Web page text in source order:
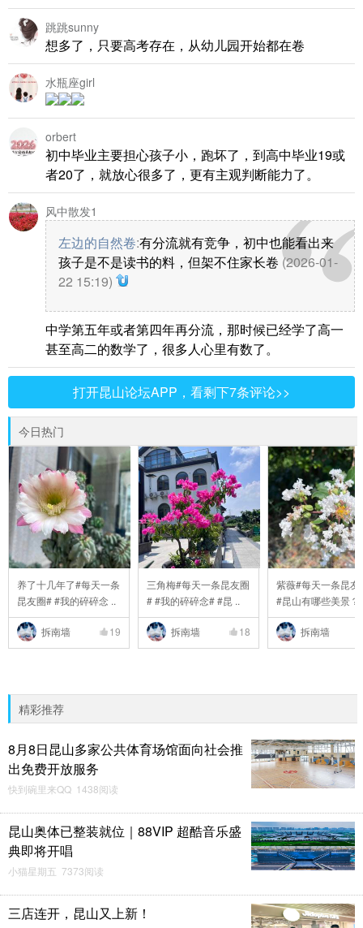
跳跳sunny
想多了，只要高考存在，从幼儿园开始都在卷
水瓶座girl
orbert
初中毕业主要担心孩子小，跑坏了，到高中毕业19或
者20了，就放心很多了，更有主观判断能力了。
风中散发1
左边的自然卷:有分流就有竞争，初中也能看出来
孩子是不是读书的料，但架不住家长卷 (2026-01-
22 15:19)
中学第五年或者第四年再分流，那时候已经学了高一
甚至高二的数学了，很多人心里有数了。
打开昆山论坛APP，看剩下7条评论>>
今日热门
养了十几年了#每天一条
昆友圈# #我的碎碎念 ..
拆南墙 19
三角梅#每天一条昆友圈
# #我的碎碎念# #昆 ..
拆南墙 18
紫薇#每天一条昆友
#昆山有哪些美景？
拆南墙
精彩推荐
8月8日昆山多家公共体育场馆面向社会推
出免费开放服务
快到碗里来QQ 1438阅读
昆山奥体已整装就位｜88VIP 超酷音乐盛
典即将开唱
小猫星期五 7373阅读
三店连开，昆山又上新！